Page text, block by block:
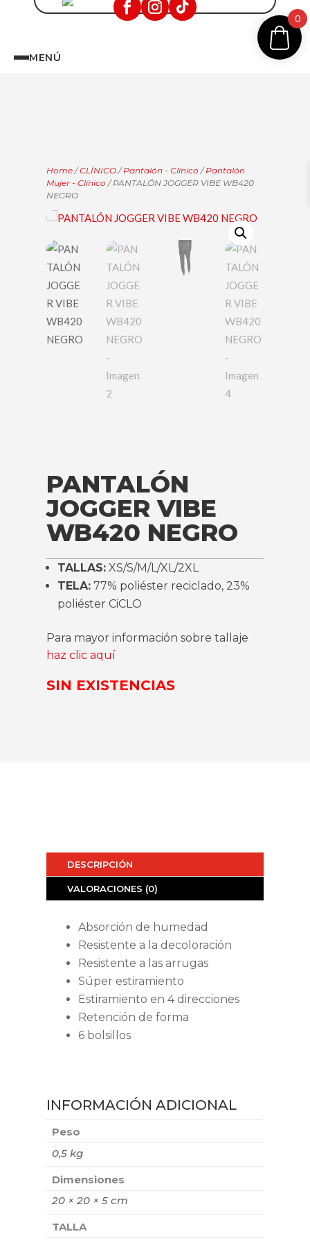
MENÚ
Home/CLÍNICO/Pantalón - Clínico /Pantalón
Mujer - Clínico / PANTALÓN JOGGER VIBE WB420
NEGRO
PANTALÓN
JOGGER VIBE
WB420 NEGRO
TALLAS: XS/S/M/L/XL/2XL
TELA: 77% poliéster reciclado, 23%
poliéster CiCLO
Para mayor información sobre tallaje
haz clic aquí
SIN EXISTENCIAS
DESCRIPCIÓN
VALORACIONES (0)
Absorción de humedad
Resistente a la decoloración
Resistente a las arrugas
Súper estiramiento
Estiramiento en 4 direcciones
Retención de forma
6 bolsillos
INFORMACIÓN ADICIONAL
Peso
0,5 kg
Dimensiones
20 × 20 × 5 cm
TALLA
0